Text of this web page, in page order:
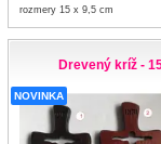
rozmery 15 x 9,5 cm
Drevený kríž -
NOVINKA